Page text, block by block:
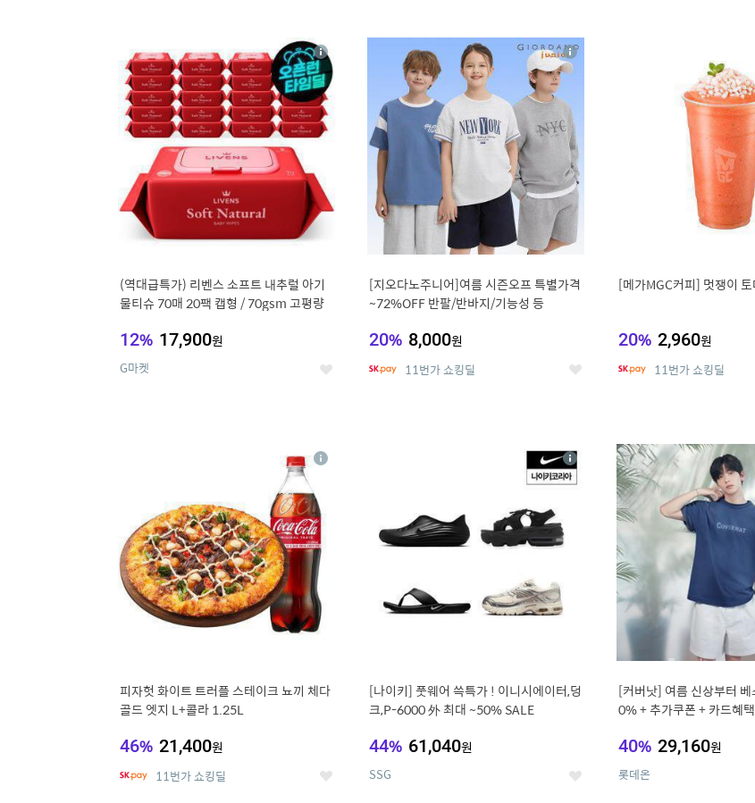
(역대급특가) 리벤스 소프트 내추럴 아기
물티슈 70매 20팩 캡형 / 70gsm 고평량
12% 17,900원
G마켓 좋
상
세
10
[지오다노주니어]여름 시즌오프 특별가격
~72%OFF 반팔/반바지/기능성 등
20% 8,000원
11번가 쇼킹딜 좋
상
세
[메가MGC커피] 멋쟁이
20% 2,960원
11번가 쇼킹딜
피자헛 화이트 트러플 스테이크 뇨끼 체다
골드 엣지 L+콜라 1.25L
46% 21,400원
11번가 쇼킹딜 좋
상
[나이키] 풋웨어 쓱특가 ! 이니시에이터,덩
크,P-6000 外 최대 ~50% SALE
44% 61,040원
SSG 좋
상
세
15
[커버낫] 여름 신상부터 베스
0% + 추가쿠폰 + 카드혜택
40% 29,160원
롯데온